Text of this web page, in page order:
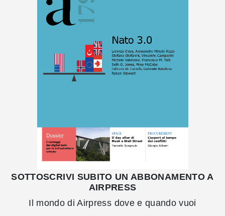
SOTTOSCRIVI SUBITO UN ABBONAMENTO A
AIRPRESS
Il mondo di Airpress dove e quando vuoi